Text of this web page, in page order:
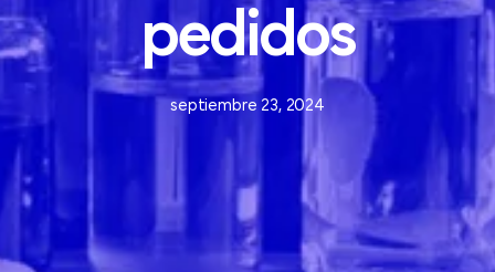
pedidos
septiembre 23, 2024